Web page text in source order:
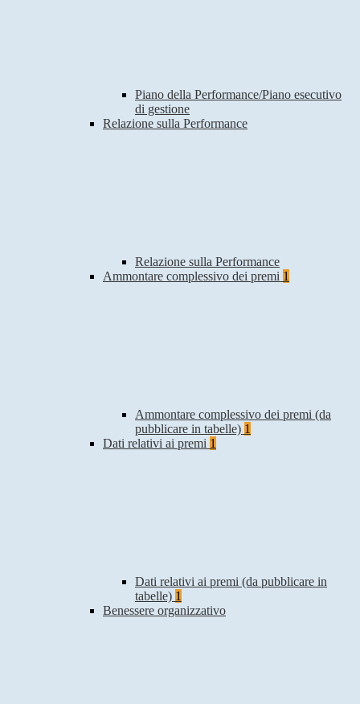
Piano della Performance/Piano esecutivo
di gestione
Relazione sulla Performance
Relazione sulla Performance
Ammontare complessivo dei premi 1
Ammontare complessivo dei premi (da
pubblicare in tabelle) 1
Dati relativi ai premi 1
Dati relativi ai premi (da pubblicare in
tabelle) 1
Benessere organizzativo